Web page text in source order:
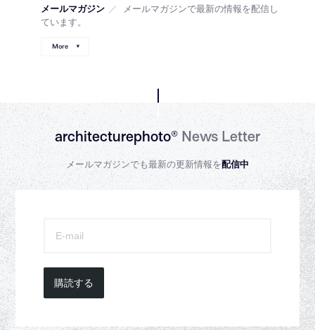
メールマガジン ／
メールマガジンで最新の情報を配信し
ています。
More
architecturephoto®News Letter
メールマガジンでも最新の更新情報を配信中
購読する